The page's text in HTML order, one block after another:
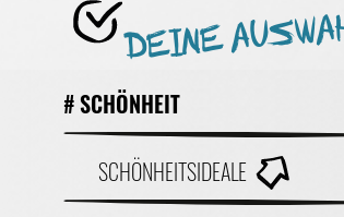
DEINE
# SCHÖNHEIT
SCHÖNHEITSIDEALE